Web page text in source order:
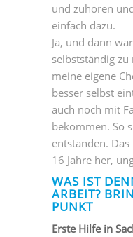
und zuhören
einfach dazu.
Ja, und dann
selbstständig
meine eigene
besser selbst
auch noch mit
bekommen. So
entstanden.
16 Jahre her,
WAS IST
ARBEIT?
PUNKT
Erste Hilfe in